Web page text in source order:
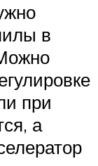
в
при
а